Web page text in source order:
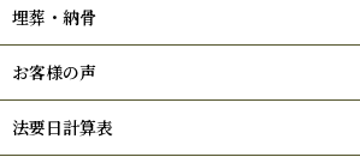
埋葬・納骨
お客様の声
法要日計算表